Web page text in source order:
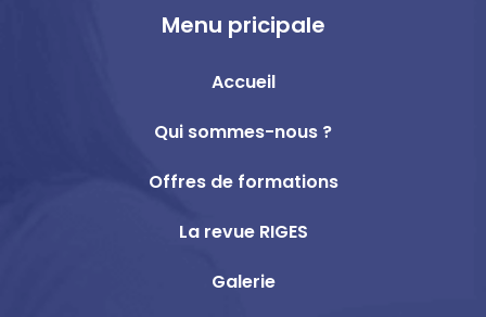
Menu pricipale
Accueil
Qui sommes-nous ?
Offres de formations
La revue RIGES
Galerie